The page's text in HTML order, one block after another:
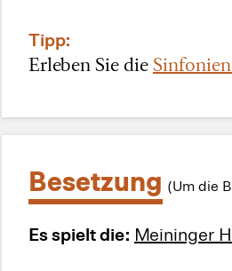
Tipp:
Erleben Sie die
Besetzung (Um die
Es spielt die: Meininger